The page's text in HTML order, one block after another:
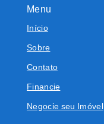
Menu
Início
Sobre
Contato
Financie
Negocie seu Imóvel